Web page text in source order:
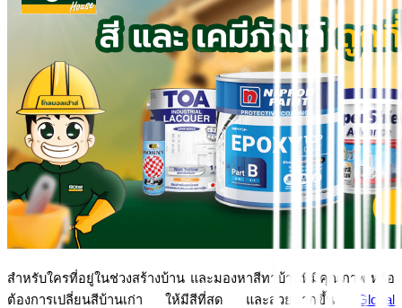
สำหรับใครที่อยู่ในช่วงสร้างบ้าน และมองหาสีทาบ้านที่มีคุณภาพ หรือ
ต้องการเปลี่ยนสีบ้านเก่า ให้มีสีที่สด และสวยมากขึ้น
Global